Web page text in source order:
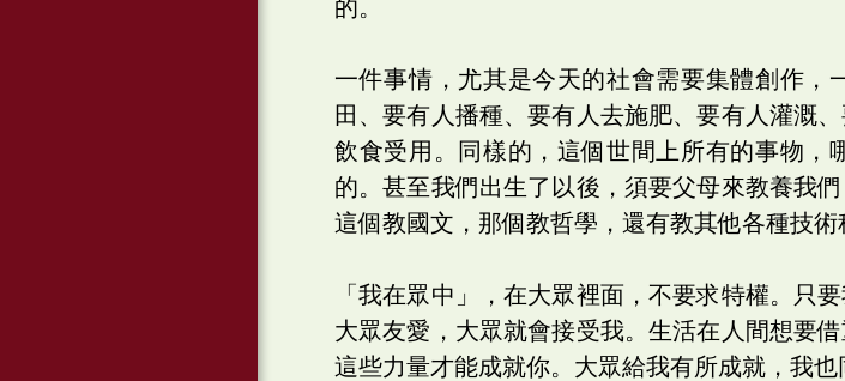
的。
一件事情，尤其是今天的社會需要集體創作
田、要有人播種、要有人去施肥、要有人灌溉
飲食受用。同樣的，這個世間上所有的事物
的。甚至我們出生了以後，須要父母來教養我
這個教國文，那個教哲學，還有教其他各種技
「我在眾中」，在大眾裡面，不要求特權。只
大眾友愛，大眾就會接受我。生活在人間想要
這些力量才能成就你。大眾給我有所成就，我也